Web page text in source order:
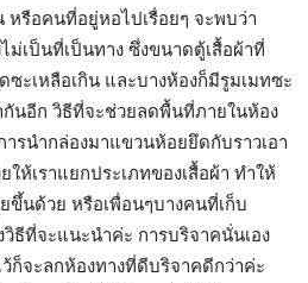
หรือคนที่อยู่หอไปเรื่อยๆ จะพบว่า
ไม่เป็นที่เป็นทาง ซึ่งขนาดตู้เสื้อผ้าที่
ะเหลือเกิน และบางห้องก็มีรูมเมทซะ
กันอีก วิธีที่จะช่วยลดพื้นที่ภายในห้อง
รนำกล่องมาแขวนห้อยยึดกับราวเอา
ให้เราแยกประเภทของเสื้อผ้า ทำให้
ขึ้นด้วย หรือเพื่อนๆบางคนที่เก็บ
ธีที่จะแนะนำค่ะ การบริจาคนั่นเอง
ว้ก็จะลกห้องทางที่ดีบริจาคดีกว่าค่ะ